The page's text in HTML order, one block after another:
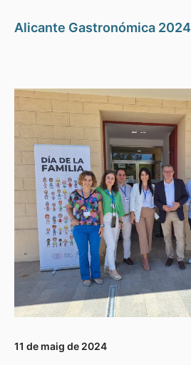
Alicante Gastronómica 2024
11 de maig de 2024